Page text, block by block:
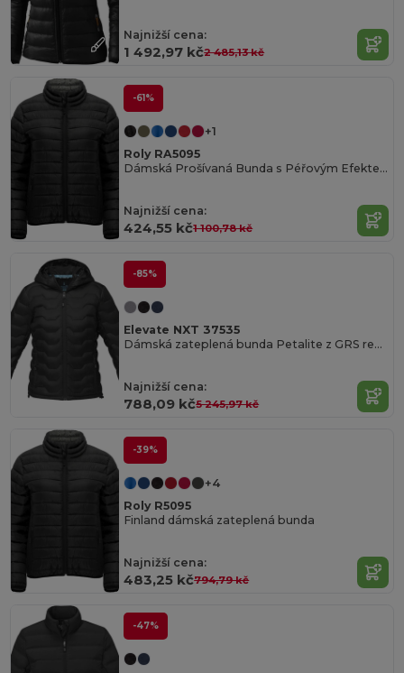
Najnižší cena:
1 492,97 kč2 485,13 kč
-61%
+1
Roly RA5095
Dámská Prošívaná Bunda s Péřovým Efektem
Najnižší cena:
424,55 kč1 100,78 kč
-85%
Elevate NXT 37535
Dámská zateplená bunda Petalite z GRS recyklovaných materiálů
Najnižší cena:
788,09 kč5 245,97 kč
-39%
+4
Roly R5095
Finland dámská zateplená bunda
Najnižší cena:
483,25 kč794,79 kč
-47%